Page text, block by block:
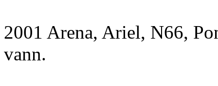
2001 Arena, Ariel, N66,
vann.